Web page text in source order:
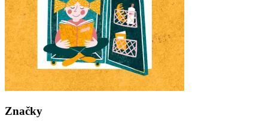
Značky